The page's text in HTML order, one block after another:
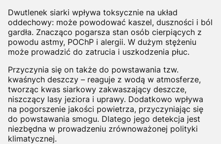
Dwutlenek siarki wpływa toksycznie na układ
oddechowy: może powodować kaszel, duszności i ból
gardła. Znacząco pogarsza stan osób cierpiących z
powodu astmy, POChP i alergii. W dużym stężeniu
może prowadzić do zatrucia i uszkodzenia płuc.
Przyczynia się on także do powstawania tzw.
kwaśnych deszczy – reaguje z wodą w atmosferze,
tworząc kwas siarkowy zakwaszający deszcze,
niszczący lasy jeziora i uprawy. Dodatkowo wpływa
na pogorszenie jakości powietrza, przyczyniając się
do powstawania smogu. Dlatego jego detekcja jest
niezbędna w prowadzeniu zrównoważonej polityki
klimatycznej.